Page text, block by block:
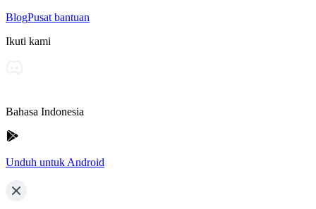
BlogPusat bantuan
Ikuti kami
Bahasa Indonesia
Unduh untuk Android